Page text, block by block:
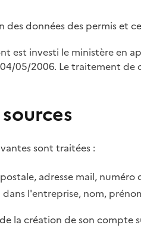
données des permis et
est investi le ministère en
05/2006. Le traitement
sont traitées :
adresse mail,
l'entreprise, nom,
la création de son compte